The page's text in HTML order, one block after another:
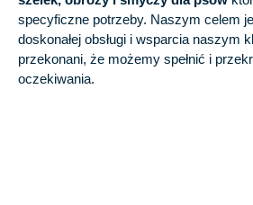
specyficzne potrzeby. Naszym celem
doskonałej obsługi i wsparcia naszym
przekonani, że możemy spełnić i
oczekiwania.